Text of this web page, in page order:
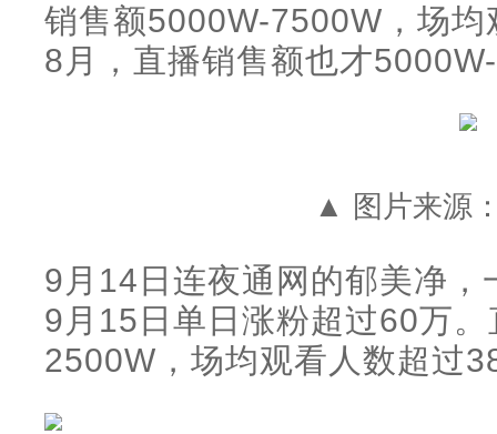
销售额5000W-7500W，场
8月，直播销售额也才
▲ 图片来源
9月14日连夜通网的郁美净
9月15日单日涨粉超过60万
2500W，场均观看人数超过